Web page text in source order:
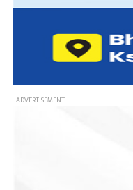
- ADVERTISEMENT -